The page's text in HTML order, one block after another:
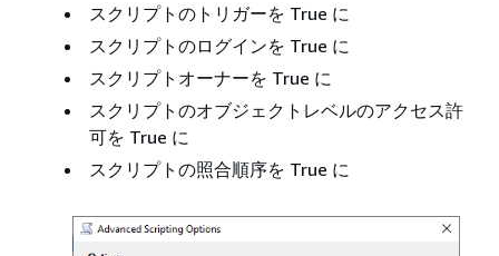
スクリプトのトリガーを True に
スクリプトのログインを True に
スクリプトオーナーを True に
スクリプトのオブジェクトレベルのアクセス許
可を True に
スクリプトの照合順序を True に